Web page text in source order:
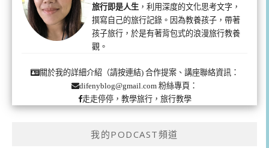
旅行即是人生 ，利用深度的文化思考文字，
撰寫自己的旅行記錄。因為教養孩子，帶著
孩子旅行，於是有著背包式的浪漫旅行教養
觀。
關於我的詳細介紹（請按連結)合作提案、講座聯絡資訊：
difenyblog@gmail.com 粉絲專頁：
走走停停，教學旅行，旅行教學
我的PODCAST頻道